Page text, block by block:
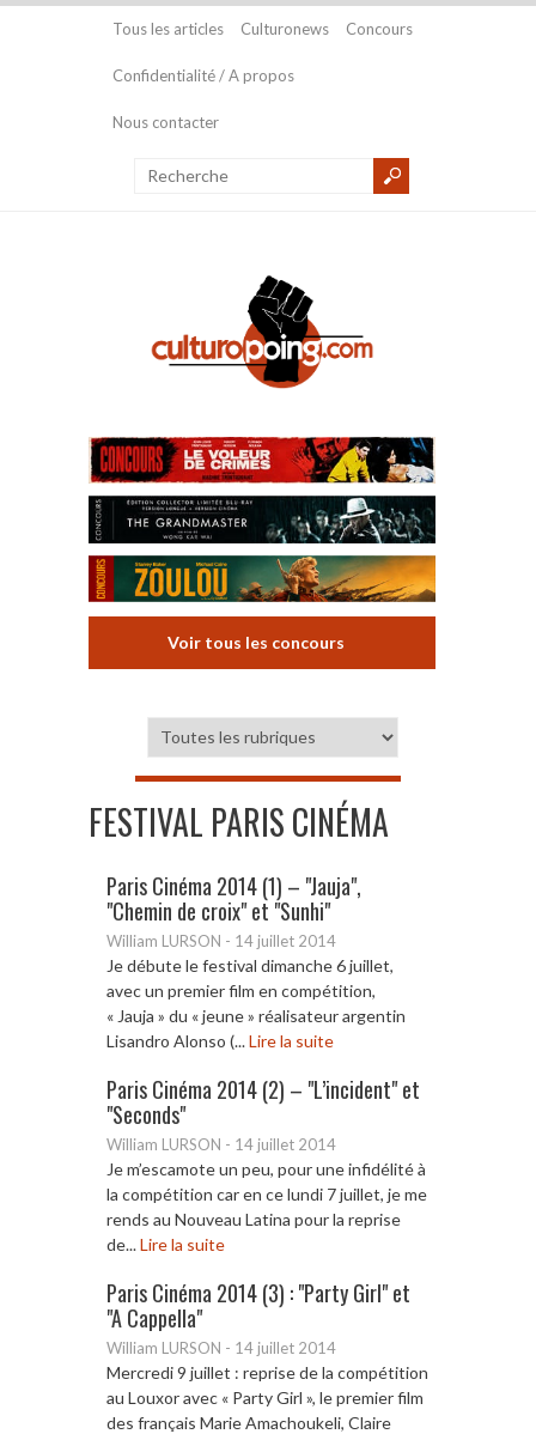
Tous les articles Culturonews Concours
Confidentialité / A propos
Nous contacter
Voir tous les concours
FESTIVAL PARIS CINÉMA
Paris Cinéma 2014 (1) – "Jauja",
"Chemin de croix" et "Sunhi"
William LURSON - 14 juillet 2014
Je débute le festival dimanche 6 juillet,
avec un premier film en compétition,
« Jauja » du « jeune » réalisateur argentin
Lisandro Alonso (...Lire la suite
Paris Cinéma 2014 (2) – "L’incident" et
"Seconds"
William LURSON - 14 juillet 2014
Je m’escamote un peu, pour une infidélité à
la compétition car en ce lundi 7 juillet, je me
rends au Nouveau Latina pour la reprise
de...Lire la suite
Paris Cinéma 2014 (3) : "Party Girl" et
"A Cappella"
William LURSON - 14 juillet 2014
Mercredi 9 juillet : reprise de la compétition
au Louxor avec « Party Girl », le premier film
des français Marie Amachoukeli, Claire